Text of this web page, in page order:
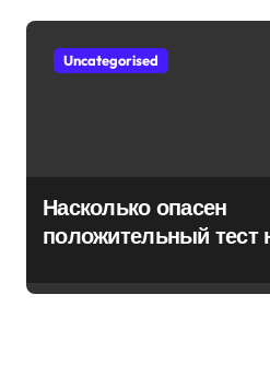
Uncategorised
Насколько опасен
положительный тест